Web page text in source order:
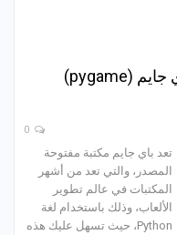
أفضل 5 دورات لشرح وتعليم باي جايم (pygame)
تعد باي جايم مكتبة مفتوحة
المصدر، والتي تعد من أشهر
المكتبات في عالم تطوير
الألعاب، وذلك باستخدام لغة
Python، حيث تسهل عليك هذه